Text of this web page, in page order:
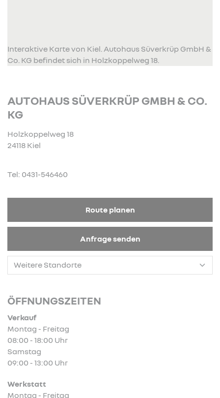
Interaktive Karte von Kiel. Autohaus Süverkrüp GmbH &
Co. KG befindet sich in Holzkoppelweg 18.
AUTOHAUS SÜVERKRÜP GMBH & CO.
KG
Holzkoppelweg 18
24118 Kiel
Tel: 0431-546460
Route planen
Anfrage senden
ÖFFNUNGSZEITEN
Verkauf
Montag - Freitag
08:00 - 18:00 Uhr
Samstag
09:00 - 13:00 Uhr
Werkstatt
Montag - Freitag